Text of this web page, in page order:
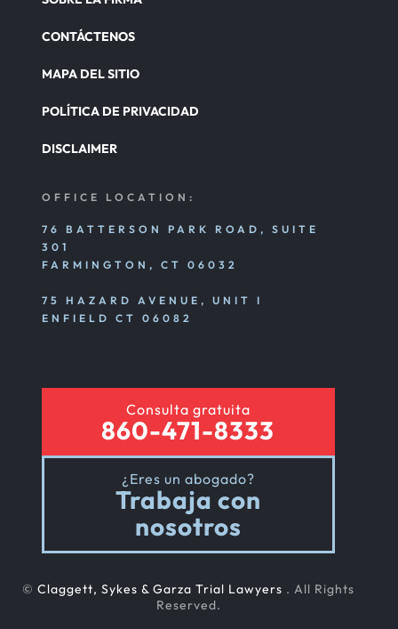
CONTÁCTENOS
MAPA DEL SITIO
POLÍTICA DE PRIVACIDAD
DISCLAIMER
OFFICE LOCATION:
76 BATTERSON PARK ROAD, SUITE
301
FARMINGTON, CT 06032
75 HAZARD AVENUE, UNIT I
ENFIELD CT 06082
Consulta gratuita
860-471-8333
¿Eres un abogado?
Trabaja con
nosotros
© Claggett, Sykes & Garza Trial Lawyers . All Rights
Reserved.